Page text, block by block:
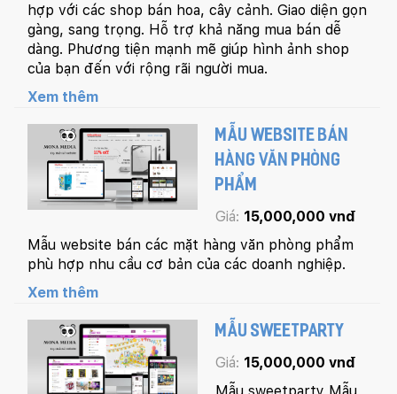
hợp với các shop bán hoa, cây cảnh. Giao diện gọn
gàng, sang trọng. Hỗ trợ khả năng mua bán dễ
dàng. Phương tiện mạnh mẽ giúp hình ảnh shop
của bạn đến với rộng rãi người mua.
Xem thêm
MẪU WEBSITE BÁN
HÀNG VĂN PHÒNG
PHẨM
Giá: 15,000,000 vnđ
Mẫu website bán các mặt hàng văn phòng phẩm
phù hợp nhu cầu cơ bản của các doanh nghiệp.
Xem thêm
MẪU SWEETPARTY
Giá: 15,000,000 vnđ
Mẫu sweetparty Mẫu
Quý khách vui lòng đăng nhập vào hệ thống
quản lý dự án để theo dõi tiến độ.
Website: quanly.mona.media